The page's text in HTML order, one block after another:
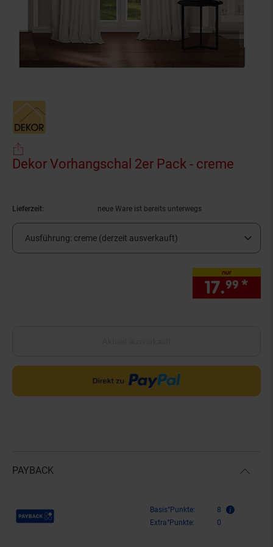
Dekor Vorhangschal 2er Pack - creme
Lieferzeit: neue Ware ist bereits unterwegs
Ausführung: creme (derzeit ausverkauft)
nur
17.99 *
PAYBACK
Payback Punkte Basis°Punkte:
8
Extra°Punkte:
0